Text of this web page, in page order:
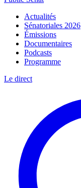
Actualités
Sénatoriales 2026
Émissions
Documentaires
Podcasts
Programme
Le direct